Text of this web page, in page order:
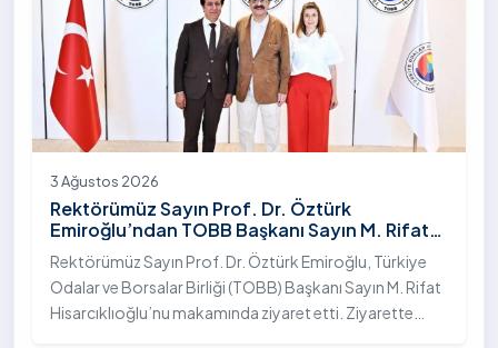
canlı yayın konuğu olarak katıldı.
3 Ağustos 2026
Rektörümüz Sayın Prof. Dr. Öztürk
Emiroğlu’ndan TOBB Başkanı Sayın M. Rifat
Hisarcıklıoğlu’na Ziyaret
Rektörümüz Sayın Prof. Dr. Öztürk Emiroğlu, Türkiye
Odalar ve Borsalar Birliği (TOBB) Başkanı Sayın M. Rifat
Hisarcıklıoğlu’nu makamında ziyaret etti. Ziyarette